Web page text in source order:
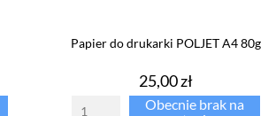
Papier do drukarki POLJET A4 80g
Cena
25,00 zł
Obecnie brak na